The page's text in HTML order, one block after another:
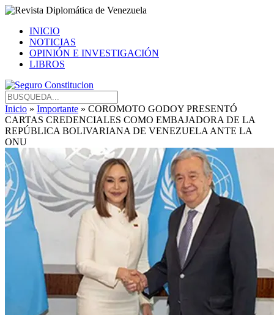
INICIO
NOTICIAS
OPINIÓN E INVESTIGACIÓN
LIBROS
Inicio » Importante » COROMOTO GODOY PRESENTÓ
CARTAS CREDENCIALES COMO EMBAJADORA DE LA
REPÚBLICA BOLIVARIANA DE VENEZUELA ANTE LA
ONU